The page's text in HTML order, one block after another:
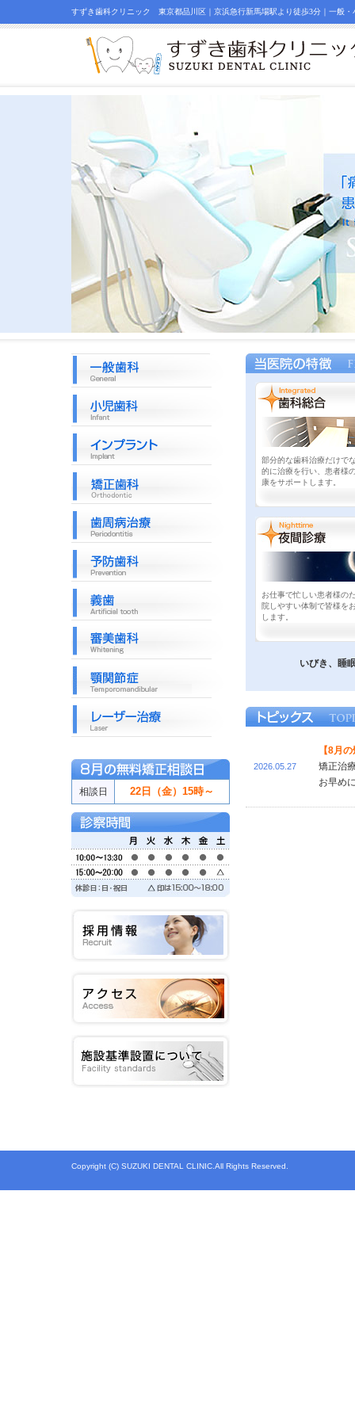
すずき歯科クリニック 東京都品川区｜京浜急行新馬場駅より徒歩3分｜一般
相談日 22日（金）15時～
部分的な歯科治療だけで
的に治療を行い、患者様
康をサポートします。
お仕事で忙しい患者様の
院しやすい体制で皆様を
します。
いびき、睡
2026.05.27
【8月
矯正治
お早め
Copyright (C) SUZUKI DENTAL CLINIC.All Rights Reserved.